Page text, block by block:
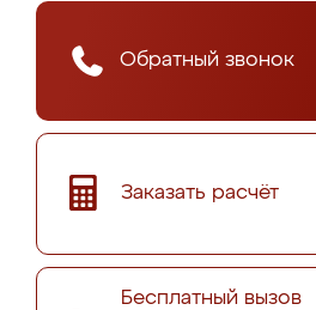
Обратный звонок
Заказать расчёт
Бесплатный вызов